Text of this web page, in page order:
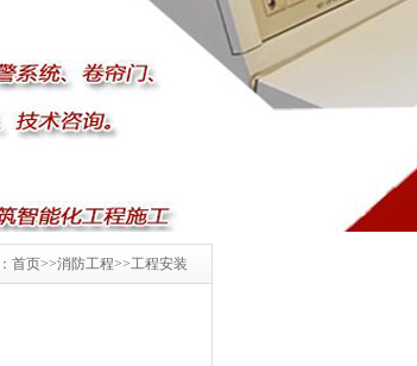
首页>>消防工程>>工程安装